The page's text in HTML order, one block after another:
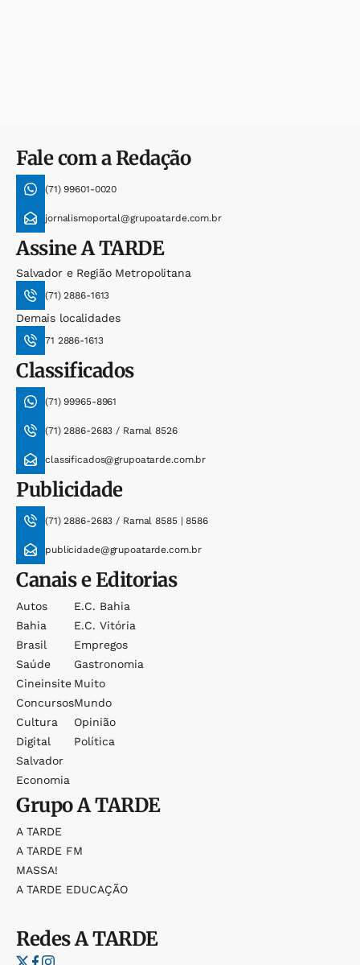
Fale com a Redação
(71) 99601-0020
jornalismoportal@grupoatarde.com.br
AssineA TARDE
Salvador e Região Metropolitana
(71) 2886-1613
Demais localidades
71 2886-1613
Classificados
(71) 99965-8961
(71) 2886-2683 / Ramal 8526
classificados@grupoatarde.com.br
Publicidade
(71) 2886-2683 / Ramal 8585 | 8586
publicidade@grupoatarde.com.br
Canais e Editorias
Autos
Bahia
Brasil
Saúde
Cineinsite
Concursos
Cultura
Digital
Salvador
Economia
E.c. Bahia
E.c. Vitória
Empregos
Gastronomia
Muito
Mundo
Opinião
Política
GrupoA TARDE
A TARDE
A TARDE FM
MASSA!
A TARDE EDUCAÇÃO
RedesA TARDE